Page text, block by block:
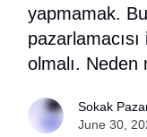
yapmamak.
olmalı. Neden
Sokak
June 30,